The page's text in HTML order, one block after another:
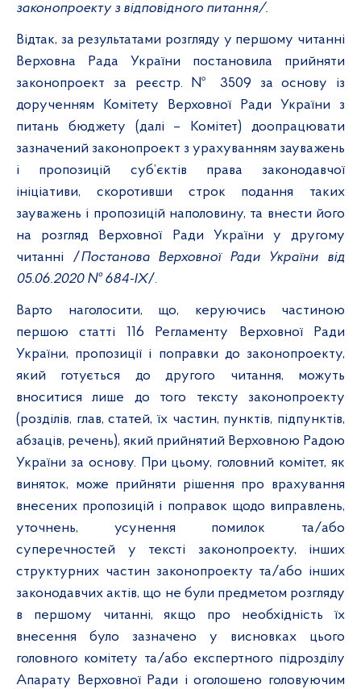
законопроекту з відповідного питання/.
Відтак, за результатами розгляду у першому читанні
Верховна Рада України постановила прийняти
законопроект за реєстр. № 3509 за основу із
дорученням Комітету Верховної Ради України з
питань бюджету (далі – Комітет) доопрацювати
зазначений законопроект з урахуванням зауважень
і пропозицій суб’єктів права законодавчої
ініціативи, скоротивши строк подання таких
зауважень і пропозицій наполовину, та внести його
на розгляд Верховної Ради України у другому
читанні /Постанова Верховної Ради України від
05.06.2020 № 684-ІХ/.
Варто наголосити, що, керуючись частиною
першою статті 116 Регламенту Верховної Ради
України, пропозиції і поправки до законопроекту,
який готується до другого читання, можуть
вноситися лише до того тексту законопроекту
(розділів, глав, статей, їх частин, пунктів, підпунктів,
абзаців, речень), який прийнятий Верховною Радою
України за основу. При цьому, головний комітет, як
виняток, може прийняти рішення про врахування
внесених пропозицій і поправок щодо виправлень,
уточнень, усунення помилок та/або
суперечностей у тексті законопроекту, інших
структурних частин законопроекту та/або інших
законодавчих актів, що не були предметом розгляду
в першому читанні, якщо про необхідність їх
внесення було зазначено у висновках цього
головного комітету та/або експертного підрозділу
Апарату Верховної Ради і оголошено головуючим